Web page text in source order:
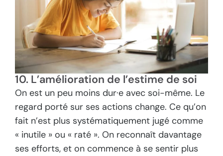
10. L’amélioration de l’estime de soi
On est un peu moins dur·e avec soi-même. Le
regard porté sur ses actions change. Ce qu’on
fait n’est plus systématiquement jugé comme
« inutile » ou « raté ». On reconnaît davantage
ses efforts, et on commence à se sentir plus